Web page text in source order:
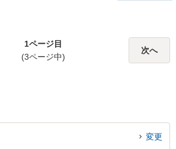
1ページ目
(3ページ中)
次へ
変更